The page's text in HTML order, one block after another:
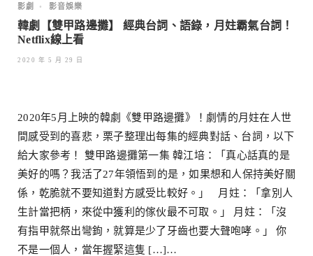
影劇 • 影音娛樂
韓劇【雙甲路邊攤】 經典台詞、語錄，月妵霸氣台詞！
Netflix線上看
2020 年 5 月 29 日
2020年5月上映的韓劇《雙甲路邊攤》！劇情的月妵在人世
間感受到的喜悲，栗子整理出每集的經典對話、台詞，以下
給大家參考！ 雙甲路邊攤第一集 韓江培：「真心話真的是
美好的嗎？我活了27年領悟到的是，如果想和人保持美好關
係，乾脆就不要知道對方感受比較好。」 月妵：「拿別人
生計當把柄，來從中獲利的傢伙最不可取。」 月妵：「沒
有指甲就祭出彎鉤，就算是少了牙齒也要大聲咆哮。」 你
不是一個人，當年握緊這隻 […]…